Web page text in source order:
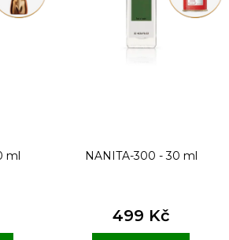
ml NANITA-300 - 30 ml
499 Kč